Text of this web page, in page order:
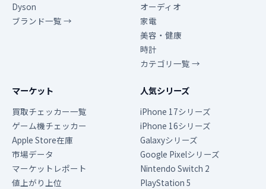
Dyson
ブランド一覧 →
オーディオ
家電
美容・健康
時計
カテゴリ一覧 →
マーケット
買取チェッカー一覧
ゲーム機チェッカー
Apple Store在庫
市場データ
マーケットレポート
値上がり上位
人気シリーズ
iPhone 17シリーズ
iPhone 16シリーズ
Galaxyシリーズ
Google Pixelシリーズ
Nintendo Switch 2
PlayStation 5